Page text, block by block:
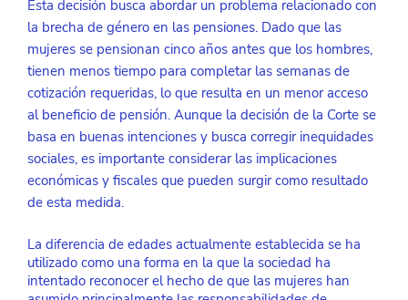
Esta decisión busca abordar un problema relacionado con
la brecha de género en las pensiones. Dado que las
mujeres se pensionan cinco años antes que los hombres,
tienen menos tiempo para completar las semanas de
cotización requeridas, lo que resulta en un menor acceso
al beneficio de pensión. Aunque la decisión de la Corte se
basa en buenas intenciones y busca corregir inequidades
sociales, es importante considerar las implicaciones
económicas y fiscales que pueden surgir como resultado
de esta medida.
La diferencia de edades actualmente establecida se ha
utilizado como una forma en la que la sociedad ha
intentado reconocer el hecho de que las mujeres han